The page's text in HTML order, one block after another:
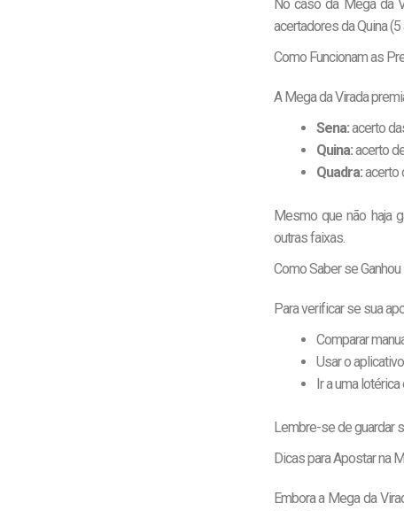
No caso da Mega da
acertadores da Quina
Como Funcionam as
A Mega da Virada
Sena:acerto
Quina:acerto
Quadra:acerto
Mesmo que não haja
outras faixas.
Como Saber se
Para verificar se sua
Comparar
Usar o
Ir a uma
Lembre-se de guardar
Dicas para Apostar na
Embora a Mega da